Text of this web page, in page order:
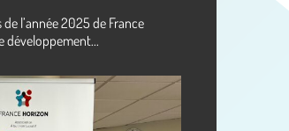
l’année 2025 de France
développement...